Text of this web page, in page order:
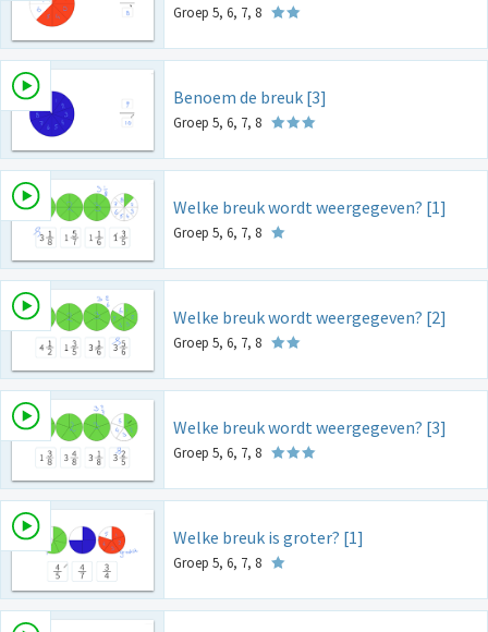
Groep 5, 6, 7, 8
Benoem de breuk [3]
Groep 5, 6, 7, 8
Welke breuk wordt weergegeven? [1]
Groep 5, 6, 7, 8
Welke breuk wordt weergegeven? [2]
Groep 5, 6, 7, 8
Welke breuk wordt weergegeven? [3]
Groep 5, 6, 7, 8
Welke breuk is groter? [1]
Groep 5, 6, 7, 8